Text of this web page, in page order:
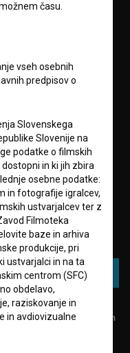
PRIJAVA
za zbiranje, hrambo in
času.
vseh osebnih
predpisov o
Slovenskega
Slovenije na
podatke o filmskih
in ki jih zbira
osebne podatke:
in fotografije igralcev,
ustvarjalcev ter z
Filmoteka
baze in arhiva
produkcije, pri
ustvarjalci in na ta
centrom (SFC)
obdelavo,
raziskovanje in
in avdiovizualne